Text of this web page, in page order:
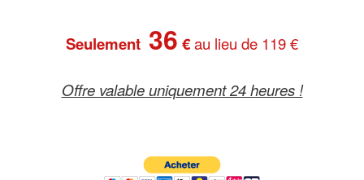
Seulement 36 €au lieu de 119 €
Offre valable uniquement 24 heures !